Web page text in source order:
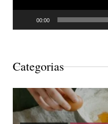
00:00
Categorias